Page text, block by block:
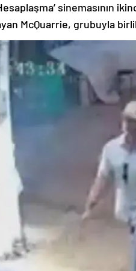
sinemasının
McQuarrie, grubuyla